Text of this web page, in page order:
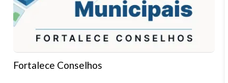
Fortalece Conselhos